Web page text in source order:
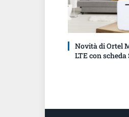
Novità di Ortel
LTE con